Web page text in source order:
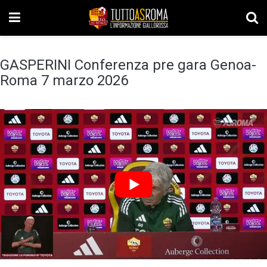
GASPERINI Conferenza pre gara Genoa-
Roma 7 marzo 2026